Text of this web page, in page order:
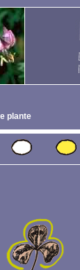
plante